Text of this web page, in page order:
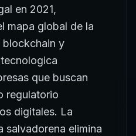
en 2021,
mapa global de la
y
que buscan
regulatorio
digitales. La
salvadorena elimina